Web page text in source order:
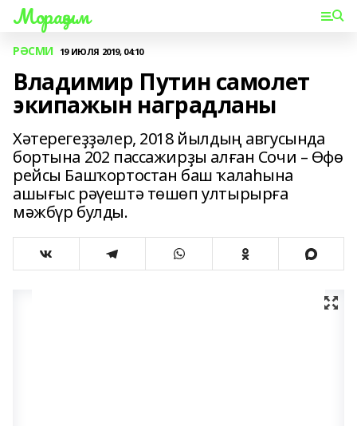
Мораҙым
РӘСМИ 19 ИЮЛЯ 2019, 04:10
Владимир Путин самолет
экипажын наградланы
Хәтерегеҙҙәлер, 2018 йылдың авгусында
бортына 202 пассажирҙы алған Сочи – Өфө
рейсы Башҡортостан баш ҡалаһына
ашығыс рәүештә төшөп ултырырға
мәжбүр булды.